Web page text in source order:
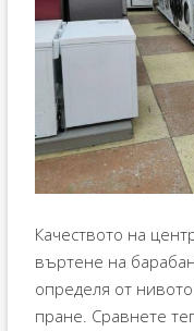
Качеството на
въртене на
определя от
пране. Сравнете